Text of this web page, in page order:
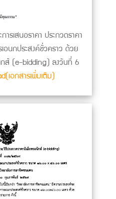
ารเสนอราคา ประกวดราคา
เอนกประสงค์ชั่วคราว ด้วย
กส์ (e-bidding) ลงวันที่ 6
เอกสารเพิ่มเติม)